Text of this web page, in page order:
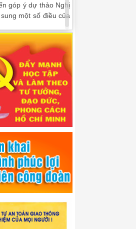
góp ý dự thảo Nghị
một số điều của